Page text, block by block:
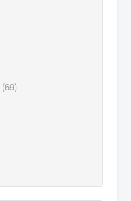
(69)